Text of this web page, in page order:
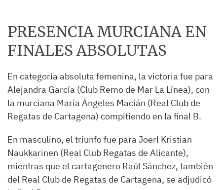
PRESENCIA MURCIANA EN
FINALES ABSOLUTAS
En categoría absoluta femenina, la victoria fue para
Alejandra García (Club Remo de Mar La Línea), con
la murciana María Ángeles Macián (Real Club de
Regatas de Cartagena) compitiendo en la final B.
En masculino, el triunfo fue para Joerl Kristian
Naukkarinen (Real Club Regatas de Alicante),
mientras que el cartagenero Raúl Sánchez, también
del Real Club de Regatas de Cartagena, se adjudicó